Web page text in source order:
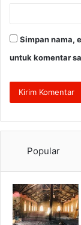
Simpan nama,
untuk komentar
Popular